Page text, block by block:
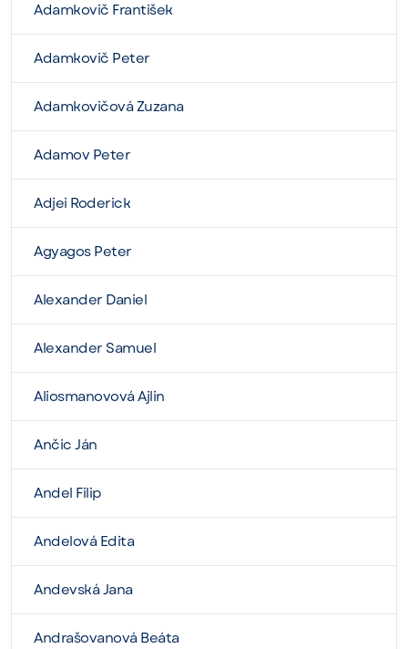
Adamkovič František
Adamkovič Peter
Adamkovičová Zuzana
Adamov Peter
Adjei Roderick
Agyagos Peter
Alexander Daniel
Alexander Samuel
Aliosmanovová Ajlin
Ančic Ján
Andel Filip
Andelová Edita
Andevská Jana
Andrašovanová Beáta